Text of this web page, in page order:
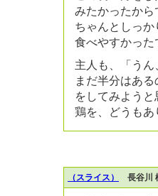
みたかったか
ちゃんとしっ
食べやすかった
主人も、「う
まだ半分はあ
をしてみよう
鶏を、どうも
（スライス） 長谷川